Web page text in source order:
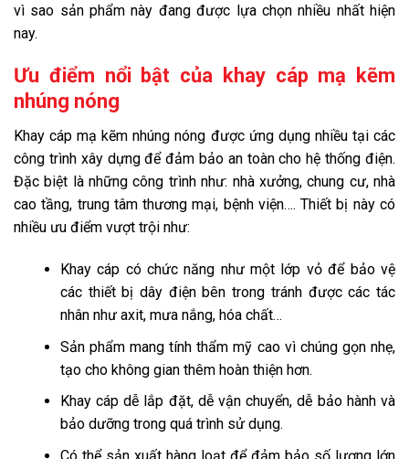
vì sao sản phẩm này đang được lựa chọn nhiều nhất hiện
nay.
Ưu điểm nổi bật của khay cáp mạ kẽm
nhúng nóng
Khay cáp mạ kẽm nhúng nóng được ứng dụng nhiều tại các
công trình xây dựng để đảm bảo an toàn cho hệ thống điện.
Đặc biệt là những công trình như: nhà xưởng, chung cư, nhà
cao tầng, trung tâm thương mại, bệnh viện…. Thiết bị này có
nhiều ưu điểm vượt trội như:
Khay cáp có chức năng như một lớp vỏ để bảo vệ
các thiết bị dây điện bên trong tránh được các tác
nhân như axit, mưa nắng, hóa chất…
Sản phẩm mang tính thẩm mỹ cao vì chúng gọn nhẹ,
tạo cho không gian thêm hoàn thiện hơn.
Khay cáp dễ lắp đặt, dễ vận chuyển, dễ bảo hành và
bảo dưỡng trong quá trình sử dụng.